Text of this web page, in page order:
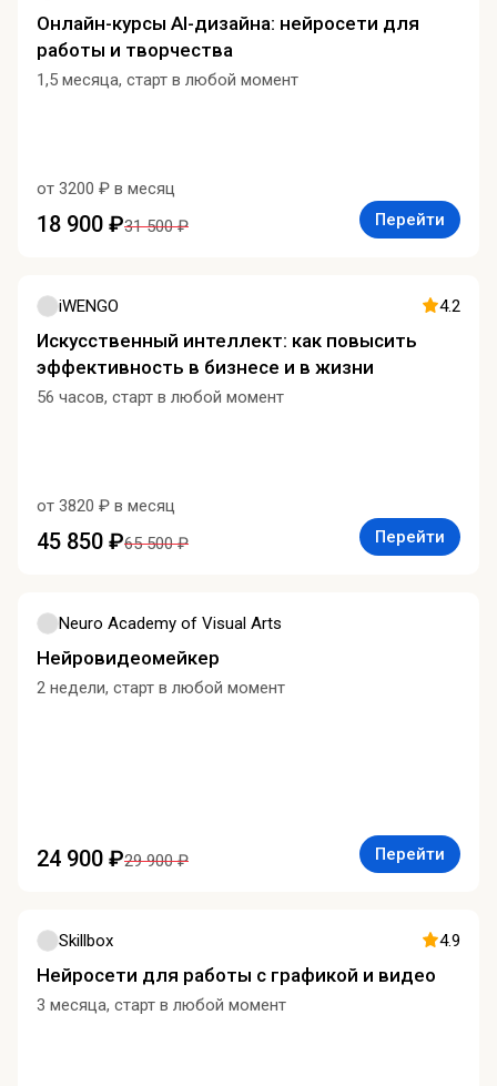
Онлайн-курсы AI-дизайна: нейросети для
работы и творчества
1,5 месяца, старт в любой момент
от 3200 ₽ в месяц
18 900 ₽31 500 ₽ Перейти
iWENGO 4.2
Искусственный интеллект: как повысить
эффективность в бизнесе и в жизни
56 часов, старт в любой момент
от 3820 ₽ в месяц
45 850 ₽65 500 ₽ Перейти
Neuro Academy of Visual Arts
Нейровидеомейкер
2 недели, старт в любой момент
24 900 ₽29 900 ₽ Перейти
Skillbox 4.9
Нейросети для работы с графикой и видео
3 месяца, старт в любой момент